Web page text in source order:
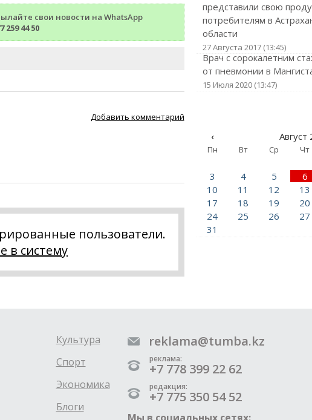
свои новости на WhatsApp
259 44 50
Добавить комментарий
пользователи.
в систему
представили свою
потребителям в
области
27 Августа 2017 (13:45)
Врач с сорокалетним
от пневмонии в
15 Июля 2020 (13:47)
‹ Август
Пн Вт Ср Чт
3
4 5 6
10
11 12 13
17
18 19 20
24
25 26 27
31
Культура
Спорт
Экономика
Блоги
reklama@tumba.kz
реклама:
+7 778 399 22 62
редакция:
+7 775 350 54 52